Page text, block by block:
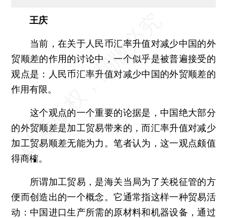
王庆
当前，在关于人民币汇率升值对减少中国的外
贸顺差的作用的讨论中，一个似乎是被普遍接受的
观点是：人民币汇率升值对减少中国的外贸顺差的
作用有限。
这个观点的一个重要的论据是，中国绝大部分
的外贸顺差是加工贸易带来的，而汇率升值对减少
加工贸易顺差无能为力。笔者认为，这一观点颇值
得商榷。
所谓加工贸易，是海关当局为了关税征管的方
便而创造出的一个概念。它通常指这样一种贸易活
动：中国进口生产所需的原材料和机器设备，通过